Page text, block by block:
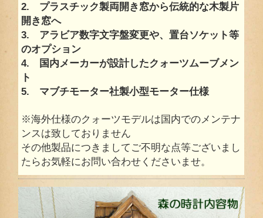
2. プラスチック製両開き窓から伝統的な木製片
開き窓へ
3. アラビア数字文字盤変更や、置台ソケット等
のオプション
4. 国内メーカーが設計したクォーツムーブメン
ト
5. マブチモーター社製小型モーター仕様
※海外仕様のクォーツモデルは国内でのメンテナ
ンスは致しておりません
その他製品につきましてご不明な点等ございまし
たらお気軽にお問い合わせくださいませ。